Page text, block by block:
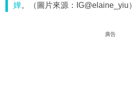
嬅。（圖片來源：IG@elaine_yiu）
廣告